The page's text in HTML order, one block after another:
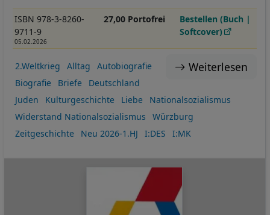
ISBN 978-3-8260-
9711-9
05.02.2026
27,00 Portofrei
Bestellen (Buch |
Softcover)
Weiterlesen
2.Weltkrieg Alltag
Autobiografie
Biografie
Briefe
Deutschland
Juden
Kulturgeschichte Liebe
Nationalsozialismus
Widerstand Nationalsozialismus
Würzburg
Zeitgeschichte
Neu 2026-1.HJ I:DES I:MK